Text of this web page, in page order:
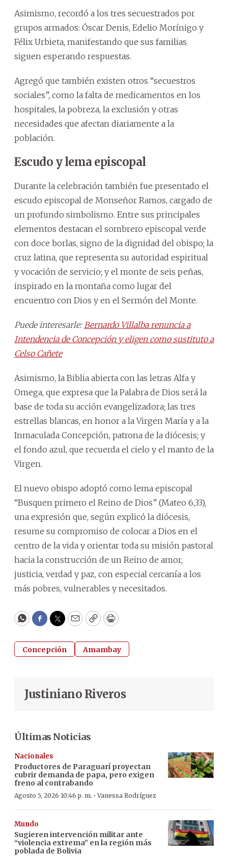
Asimismo, recordó a los tres secuestrados por
grupos armados: Óscar Denis, Edelio Morínigo y
Félix Urbieta, manifestando que sus familias
siguen esperando respuestas.
Agregó que también existen otros “secuestros
sociales”, como la falta de medicamentos en los
hospitales, la pobreza, la exclusión y otras
necesidades que afectan diariamente a la
población.
Escudo y lema episcopal
Durante la celebración también fue presentado el
escudo episcopal de Monseñor Ramos, cargado de
un profundo simbolismo. Entre sus principales
elementos destacan el sombrero episcopal verde
con doce borlas, signo de la dignidad del obispo; la
cruz latina, que representa su autoridad espiritual
y vocación de servicio; y el monte de seis peñas,
inspirado en la montaña como lugar del
encuentro con Dios y en el Sermón del Monte.
Puede interesarle: Bernardo Villalba renuncia a
Intendencia de Concepción y eligen como sustituto a
Celso Cañete
Asimismo, la Biblia abierta con las letras Alfa y
Omega, que expresa que la Palabra de Dios será la
base de toda su acción evangelizadora; las tres
estrellas blancas, en honor a la Virgen María y a la
Inmaculada Concepción, patrona de la diócesis; y
el fondo azul, que recuerda el cielo y el manto de la
Virgen.
El nuevo obispo adoptó como lema episcopal
“Busquen primero el Reino de Dios” (Mateo 6,33),
una expresión que, según explicó la diócesis,
resume su compromiso de colocar a Dios en el
centro de la vida y orientar toda su misión pastoral
hacia la construcción de un Reino de amor,
justicia, verdad y paz, con especial cercanía a los
más pobres, vulnerables y necesitados.
WhatsApp
Facebook
Twitter
EmailCopyPrint
Concepción Amambay
Justiniano Riveros
Últimas Noticias
Nacionales
Productores de Paraguarí proyectan
cubrir demanda de papa, pero exigen
freno al contrabando
Agosto 5, 2026 10:46 p. m. ·Vanessa Rodríguez
Mundo
Sugieren intervención militar ante
“violencia extrema” en la región más
poblada de Bolivia